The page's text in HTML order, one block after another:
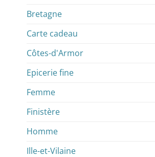
Bretagne
Carte cadeau
Côtes-d'Armor
Epicerie fine
Femme
Finistère
Homme
Ille-et-Vilaine